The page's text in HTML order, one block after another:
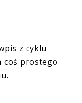
z cyklu
coś prostego